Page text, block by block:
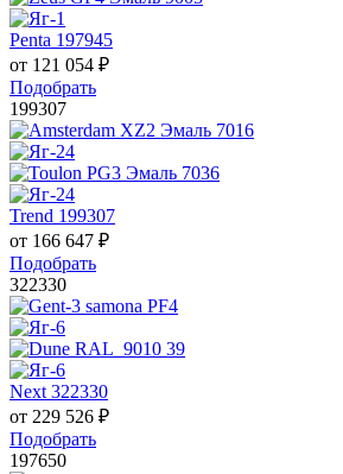
Penta 197945
от 121 054 ₽
Подобрать
199307
Trend 199307
от 166 647 ₽
Подобрать
322330
Next 322330
от 229 526 ₽
Подобрать
197650